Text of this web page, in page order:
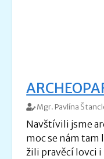
Mgr. Pavlína
Navštívili jsme
moc se nám tam
žili pravěcí lovci i